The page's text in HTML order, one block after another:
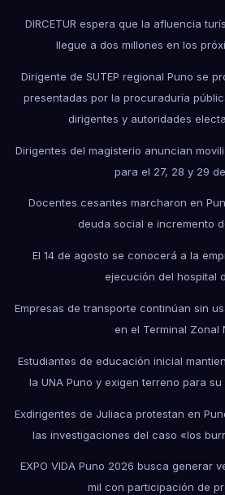
DIRCETUR espera que la afluencia
llegue a dos millones en los
Dirigente de SUTEP regional Puno se
presentadas por la procuraduría
dirigentes y autoridades
Dirigentes del magisterio anuncian
para el 27, 28 y 29
Docentes cesantes marcharon en
deuda social e incremento
El 14 de agosto se conocerá a la
ejecución del hospital
Empresas de transporte continúan sin
en el Terminal Zonal
Estudiantes de educación inicial
la UNA Puno y exigen terreno para
Exdirigentes de Juliaca protestan en
las investigaciones del caso «los
EXPO VIDA Puno 2026 busca generar
mil con participación de